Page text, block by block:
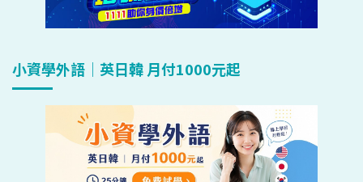
小資學外語｜英日韓 月付1000元起